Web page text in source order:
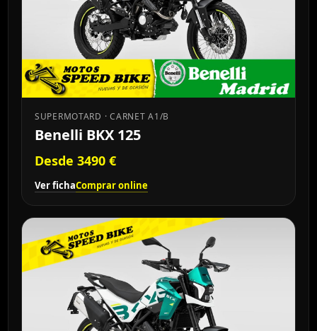
SUPERMOTARD · CARNET A1/B
Benelli BKX 125
Desde 3490 €
Ver fichaComprar online